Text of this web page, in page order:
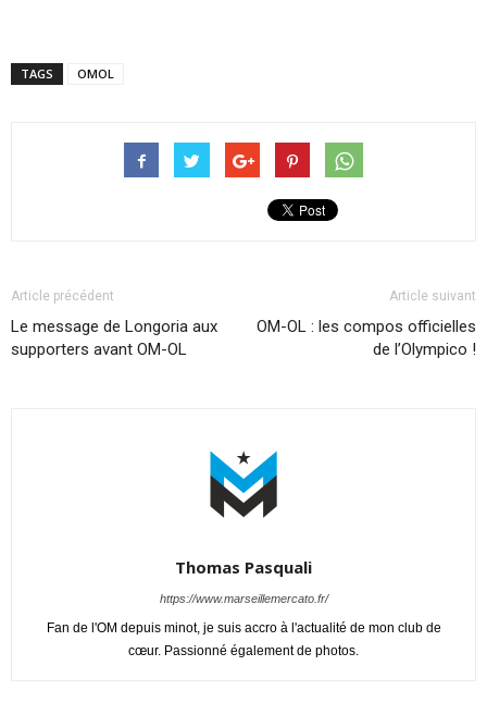
TAGS OMOL
Article précédent
Le message de Longoria aux
supporters avant OM-OL
Article suivant
OM-OL : les compos officielles
de l’Olympico !
Thomas Pasquali
https://www.marseillemercato.fr/
Fan de l'OM depuis minot, je suis accro à l'actualité de mon club de
cœur. Passionné également de photos.